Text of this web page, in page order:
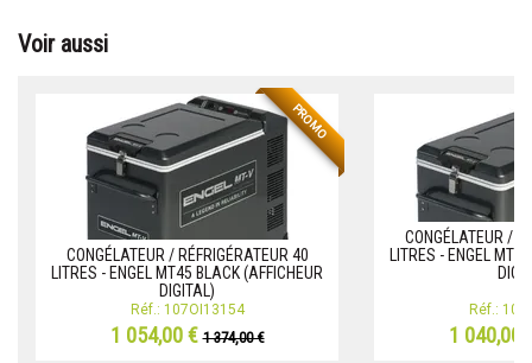
Voir aussi
PROMO
CONGÉLATEUR / RÉFRIGÉRATEUR 40
LITRES - ENGEL MT45 BLACK (AFFICHEUR
DIGITAL)
Réf.: 107OI13154
1 054,00 €1 374,00 €
CONGÉLATEUR /
LITRES - ENGEL
Réf.:
1 040,00